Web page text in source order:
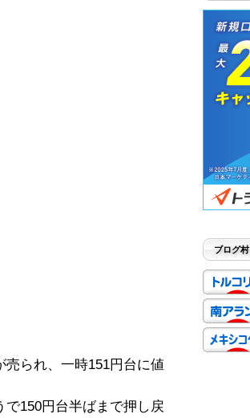
売られ、一時151円台に値
150円台半ばまで押し戻
ブログ村